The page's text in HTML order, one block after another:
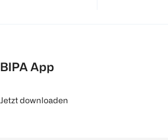
BIPA App
Jetzt downloaden